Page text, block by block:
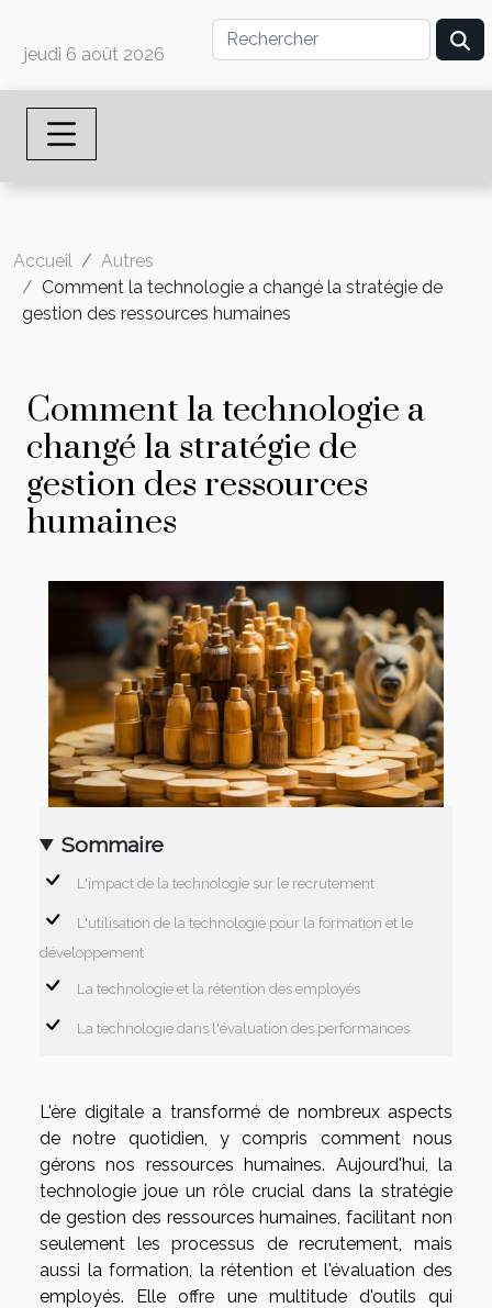
jeudi 6 août 2026
Accueil
Autres
Comment la technologie a changé la stratégie de
gestion des ressources humaines
Comment la technologie a
changé la stratégie de
gestion des ressources
humaines
Sommaire
L'impact de la technologie sur le recrutement
L'utilisation de la technologie pour la formation et le
développement
La technologie et la rétention des employés
La technologie dans l'évaluation des performances
L'ère digitale a transformé de nombreux aspects
de notre quotidien, y compris comment nous
gérons nos ressources humaines. Aujourd'hui, la
technologie joue un rôle crucial dans la stratégie
de gestion des ressources humaines, facilitant non
seulement les processus de recrutement, mais
aussi la formation, la rétention et l'évaluation des
employés. Elle offre une multitude d'outils qui